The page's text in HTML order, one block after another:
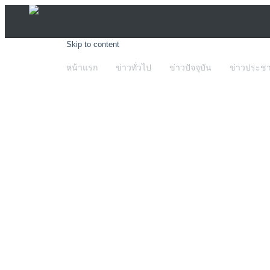
Skip to content
หน้าแรก ข่าวทั่วไป ข่าวปัจจุบัน ข่าวประช